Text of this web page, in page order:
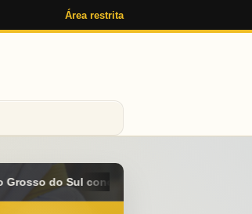
Área restrita
e alcança o 4º lugar geral no